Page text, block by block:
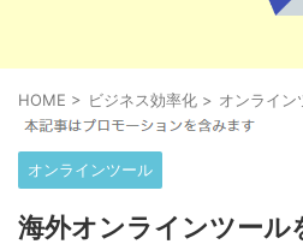
HOME > ビジネス効率化 > オンライン
オンラインツール
海外オンラインツール